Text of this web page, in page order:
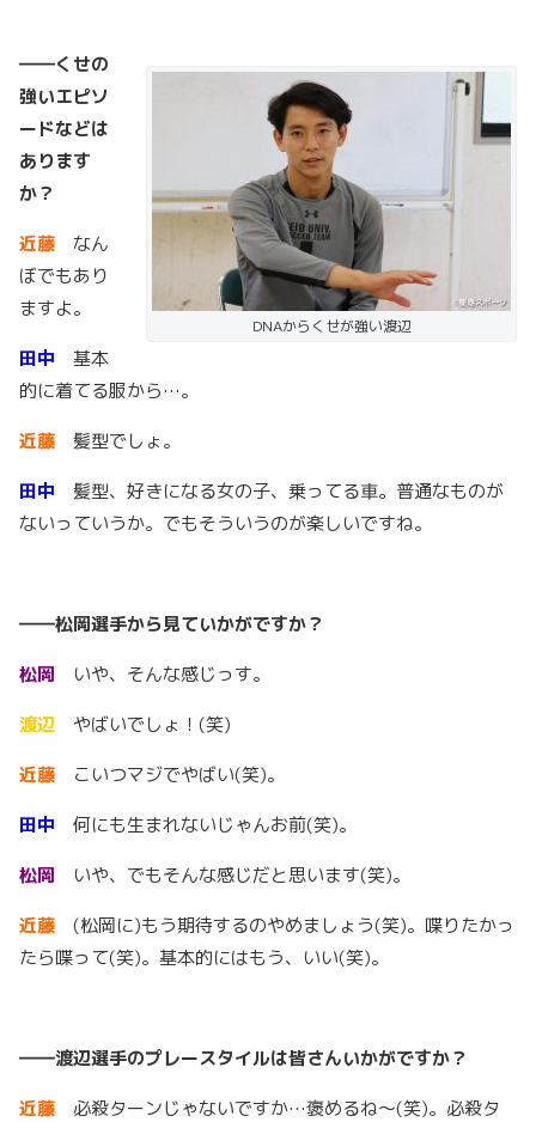
DNAからくせが強い渡辺
――くせの
強いエピソ
ードなどは
あります
か？
近藤
なん
ぼでもあり
ますよ。
田中
基本
的に着てる服から…。
近藤
髪型でしょ。
田中
髪型、好きになる女の子、乗ってる車。普通なものが
ないっていうか。でもそういうのが楽しいですね。
――松岡選手から見ていかがですか？
松岡
いや、そんな感じっす。
渡辺
やばいでしょ！(笑)
近藤
こいつマジでやばい(笑)。
田中
何にも生まれないじゃんお前(笑)。
松岡
いや、でもそんな感じだと思います(笑)。
近藤
(松岡に)もう期待するのやめましょう(笑)。喋りたかっ
たら喋って(笑)。基本的にはもう、いい(笑)。
――渡辺選手のプレースタイルは皆さんいかがですか？
近藤
必殺ターンじゃないですか…褒めるね～(笑)。必殺タ